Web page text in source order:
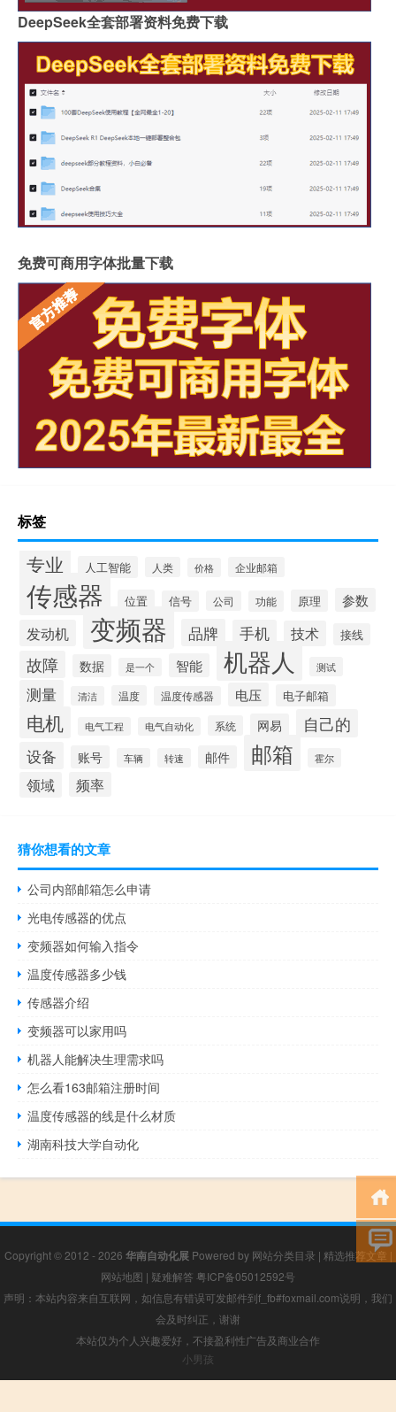
DeepSeek全套部署资料免费下载
免费可商用字体批量下载
标签
专业 人工智能 人类 价格 企业邮箱
传感器 位置 信号 公司 功能 原理 参数
发动机 变频器 品牌 手机 技术 接线
故障 数据 是一个 智能 机器人 测试
测量 清洁 温度 温度传感器 电压 电子邮箱
电机 电气工程 电气自动化 系统 网易 自己的
设备 账号 车辆 转速 邮件 邮箱 霍尔
领域 频率
猜你想看的文章
公司内部邮箱怎么申请
光电传感器的优点
变频器如何输入指令
温度传感器多少钱
传感器介绍
变频器可以家用吗
机器人能解决生理需求吗
怎么看163邮箱注册时间
温度传感器的线是什么材质
湖南科技大学自动化
Copyright © 2012 - 2026 华南自动化展Powered by 网站分类目录 | 精选推荐文章 |
网站地图 | 疑难解答 粤ICP备05012592号
声明：本站内容来自互联网，如信息有错误可发邮件到f_fb#foxmail.com说明，我们
会及时纠正，谢谢
本站仅为个人兴趣爱好，不接盈利性广告及商业合作
小男孩